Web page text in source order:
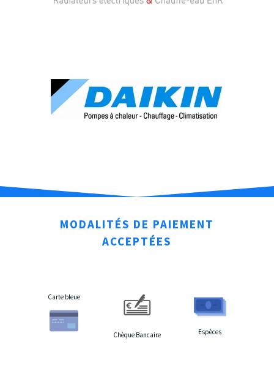
MODALITÉS DE PAIEMENT
ACCEPTÉES
Carte bleue
Chèque Bancaire Espèces